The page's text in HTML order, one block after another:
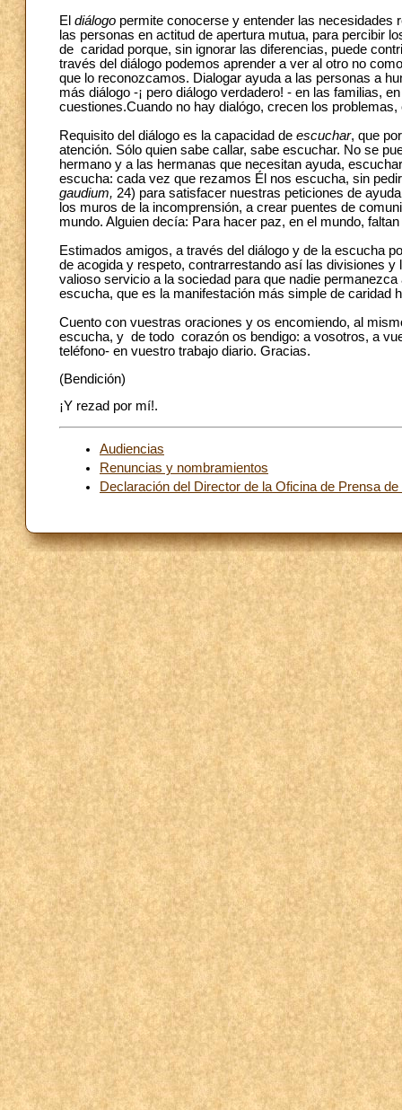
El diálogo permite conocerse y entender las
las personas en actitud de apertura mutua, para percibir
de caridad porque, sin ignorar las diferencias, puede
través del diálogo podemos aprender a ver al otro no
que lo reconozcamos. Dialogar ayuda a las personas a
más diálogo -¡ pero diálogo verdadero! - en las familias,
cuestiones.Cuando no hay dialógo, crecen los
Requisito del diálogo es la capacidad de escuchar, que
atención. Sólo quien sabe callar, sabe escuchar. No se
hermano y a las hermanas que necesitan ayuda,
escucha: cada vez que rezamos Él nos escucha, sin
gaudium, 24) para satisfacer nuestras peticiones de
los muros de la incomprensión, a crear puentes de
mundo. Alguien decía: Para hacer paz, en el mundo,
Estimados amigos, a través del diálogo y de la escucha
de acogida y respeto, contrarrestando así las divisiones
valioso servicio a la sociedad para que nadie
escucha, que es la manifestación más simple de caridad
Cuento con vuestras oraciones y os encomiendo, al
escucha, y de todo corazón os bendigo: a vosotros, a
teléfono- en vuestro trabajo diario. Gracias.
(Bendición)
¡Y rezad por mí!.
Audiencias
Renuncias y nombramientos
Declaración del Director de la Oficina de Prensa